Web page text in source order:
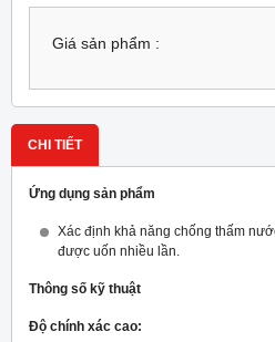
Giá sản phẩm :
CHI TIẾT
Ứng dụng sản phẩm
Xác định khả năng chống thấm
được uốn nhiều lần.
Thông số kỹ thuật
Độ chính xác cao: